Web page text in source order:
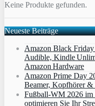
Keine Produkte gefunden.
Neueste Beiträge
Amazon Black
Audible, Kindle
Amazon Hardware
Amazon Prime Day
Beamer, Kopfhörer &
Fußball-WM 2026 im
optimieren Sie Ihr